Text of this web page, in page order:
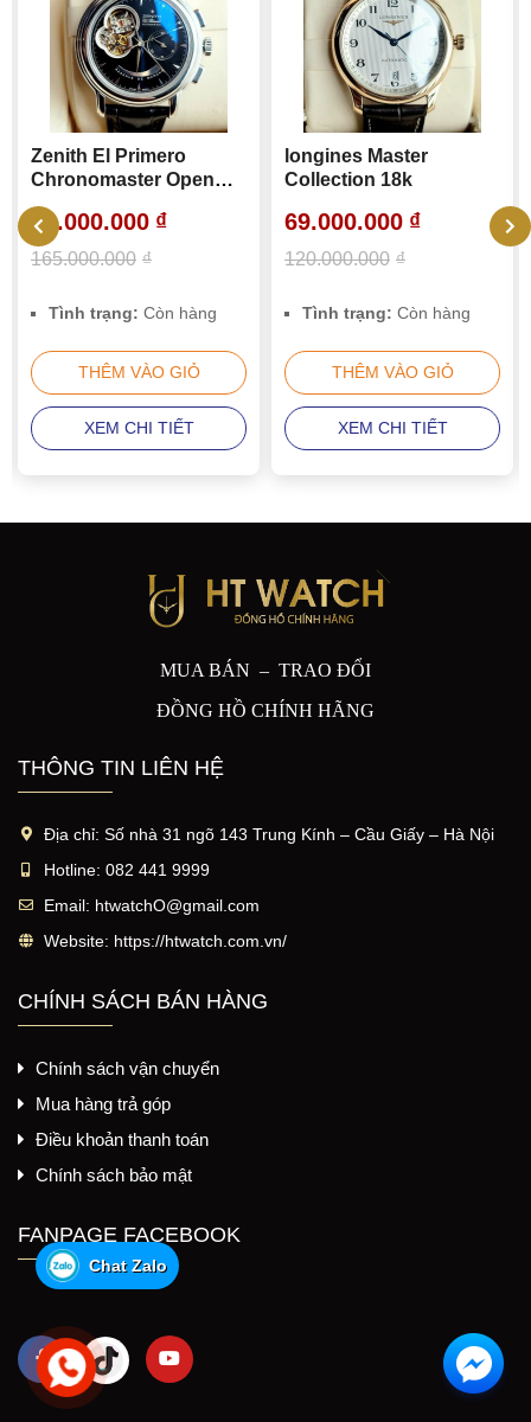
Open
hàng
GIỎ
longines Master
Collection 18k
69.000.000
120.000.000
Tình trạng: Còn hàng
THÊM VÀO GIỎ
XEM CHI TIẾT
Đồng hồ Nam
LeCoultre
Thin Perpetual
Calendar
400.000.000 ₫
502.074.500
Tình trạng:
THÊM VÀO
XEM CHI
MUA BÁN – TRAO ĐỔI
ĐỒNG HỒ CHÍNH HÃNG
THÔNG TIN LIÊN HỆ
Địa chỉ: Số nhà 31 ngõ 143 Trung Kính – Cầu Giấy – Hà Nội
Hotline: 082 441 9999
Email: htwatchO@gmail.com
Website: https://htwatch.com.vn/
CHÍNH SÁCH BÁN HÀNG
Chính sách vận chuyển
Mua hàng trả góp
Điều khoản thanh toán
Chính sách bảo mật
FANPAGE FACEBOOK
Chat Zalo